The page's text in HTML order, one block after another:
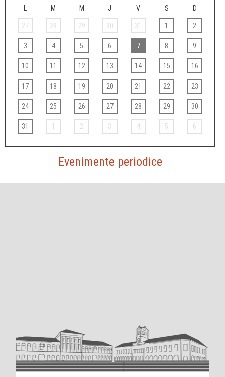
L M M J V S D
27 28 29 30 31 1 2
3 4 5 6 7 8 9
10 11 12 13 14 15 16
17 18 19 20 21 22 23
24 25 26 27 28 29 30
31 1 2 3 4 5 6
Evenimente periodice